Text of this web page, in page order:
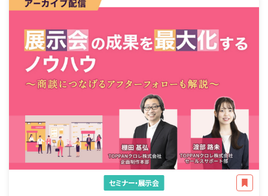
セミナー・展示会